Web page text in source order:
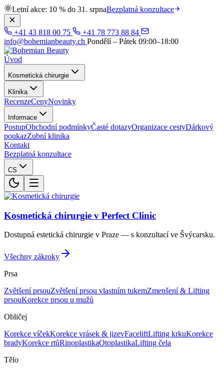
Letní akce: 10 % do 31. srpnaBezplatná konzultace
+41 43 818 00 75
+41 78 773 88 84
info@bohemianbeauty.ch Pondělí – Pátek 09:00–18:00
Úvod
Kosmetická chirurgie
Klinika
RecenzeCenyNovinky
Informace
PostupObchodní podmínkyČasté dotazyOrganizace cestyDárkový
poukazZubní klinika
Kontakt
Bezplatná konzultace
CS
Kosmetická chirurgie v Perfect Clinic
Dostupná estetická chirurgie v Praze — s konzultací ve Švýcarsku.
Všechny zákroky
Prsa
Zvětšení prsouZvětšení prsou vlastním tukemZmenšení & Lifting
prsouKorekce prsou u mužů
Obličej
Korekce víčekKorekce vrásek & jizevFaceliftLifting krkuKorekce
bradyKorekce rtůRinoplastikaOtoplastikaLifting čela
Tělo